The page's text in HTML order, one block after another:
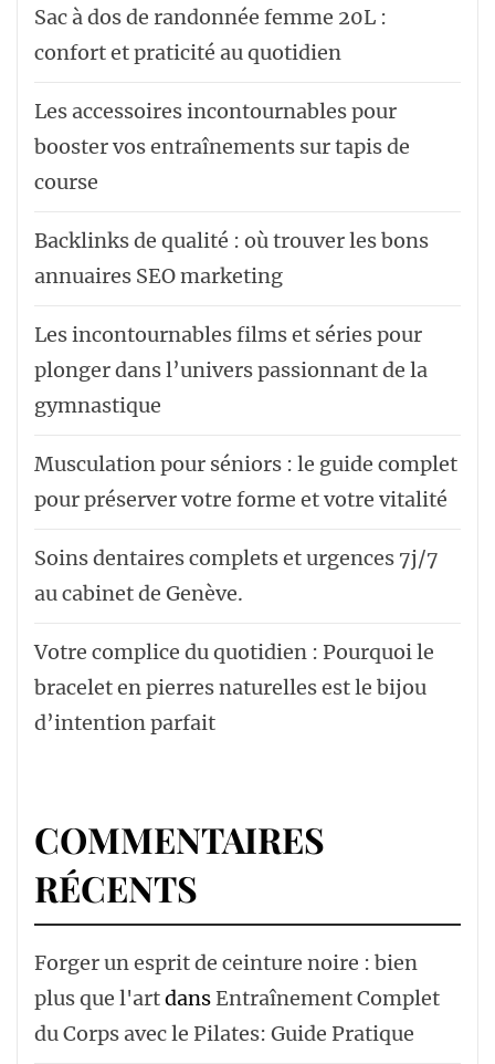
Sac à dos de randonnée femme 20L :
confort et praticité au quotidien
Les accessoires incontournables pour
booster vos entraînements sur tapis de
course
Backlinks de qualité : où trouver les bons
annuaires SEO marketing
Les incontournables films et séries pour
plonger dans l’univers passionnant de la
gymnastique
Musculation pour séniors : le guide complet
pour préserver votre forme et votre vitalité
Soins dentaires complets et urgences 7j/7
au cabinet de Genève.
Votre complice du quotidien : Pourquoi le
bracelet en pierres naturelles est le bijou
d’intention parfait
COMMENTAIRES
RÉCENTS
Forger un esprit de ceinture noire : bien
plus que l'artdansEntraînement Complet
du Corps avec le Pilates: Guide Pratique